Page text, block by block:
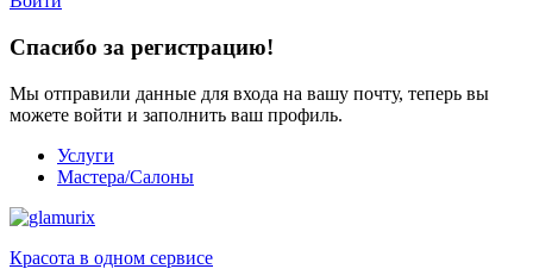
Спасибо за регистрацию!
Мы отправили данные для входа на вашу почту, теперь вы
можете войти и заполнить ваш профиль.
Услуги
Мастера/Салоны
Красота в одном сервисе